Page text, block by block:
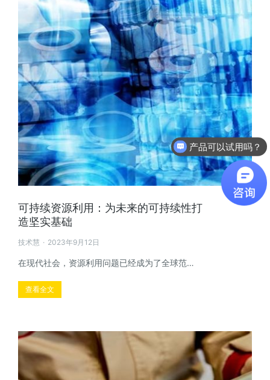
可持续资源利用：为未来的可持续性打
造坚实基础
技术慧 2023年9月12日
在现代社会，资源利用问题已经成为了全球范…
查看全文
软件有折扣吗？